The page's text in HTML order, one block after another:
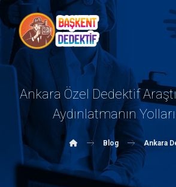
Ankara Özel Dedektif
Aydınlatmanın
Blog Ankara